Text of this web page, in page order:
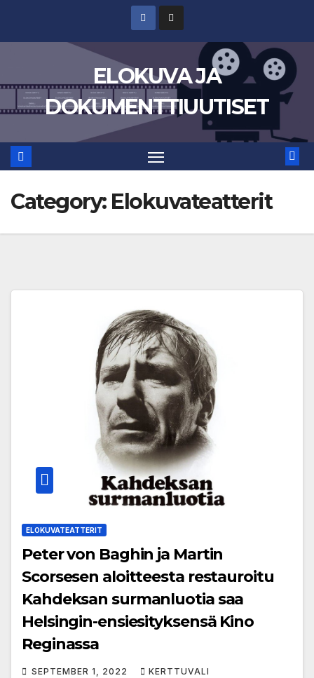
ELOKUVA JA
DOKUMENTTIUUTISET
Category: Elokuvateatterit
ELOKUVATEATTERIT
Peter von Baghin ja Martin
Scorsesen aloitteesta restauroitu
Kahdeksan surmanluotia saa
Helsingin-ensiesityksensä Kino
Reginassa
SEPTEMBER 1, 2022 KERTTUVALI